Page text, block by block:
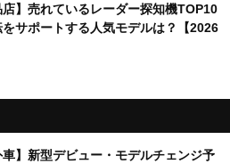
店】売れているレーダー探知機TOP10
をサポートする人気モデルは？【2026
車】新型デビュー・モデルチェンジ予